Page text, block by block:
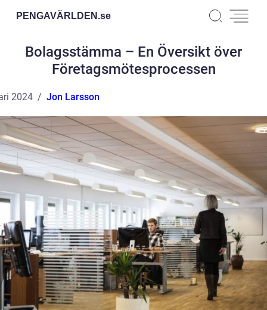
PENGAVÄRLDEN.se
Bolagsstämma – En Översikt över
Företagsmötesprocessen
2024 Jon Larsson